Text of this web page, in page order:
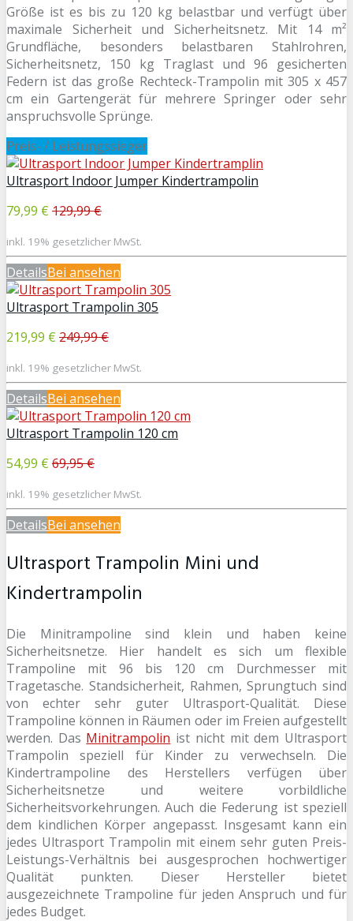
Größe ist es bis zu 120 kg belastbar und verfügt über
maximale Sicherheit und Sicherheitsnetz. Mit 14 m²
Grundfläche, besonders belastbaren Stahlrohren,
Sicherheitsnetz, 150 kg Traglast und 96 gesicherten
Federn ist das große Rechteck-Trampolin mit 305 x 457
cm ein Gartengerät für mehrere Springer oder sehr
anspruchsvolle Sprünge.
Preis- / Leistungssieger
Ultrasport Indoor Jumper Kindertrampolin
79,99 € 129,99 €
inkl. 19% gesetzlicher MwSt.
DetailsBei ansehen
Ultrasport Trampolin 305
219,99 € 249,99 €
inkl. 19% gesetzlicher MwSt.
DetailsBei ansehen
Ultrasport Trampolin 120 cm
54,99 € 69,95 €
inkl. 19% gesetzlicher MwSt.
DetailsBei ansehen
Ultrasport Trampolin Mini und
Kindertrampolin
Die Minitrampoline sind klein und haben keine
Sicherheitsnetze. Hier handelt es sich um flexible
Trampoline mit 96 bis 120 cm Durchmesser mit
Tragetasche. Standsicherheit, Rahmen, Sprungtuch sind
von echter sehr guter Ultrasport-Qualität. Diese
Trampoline können in Räumen oder im Freien aufgestellt
werden. Das Minitrampolin ist nicht mit dem Ultrasport
Trampolin speziell für Kinder zu verwechseln. Die
Kindertrampoline des Herstellers verfügen über
Sicherheitsnetze und weitere vorbildliche
Sicherheitsvorkehrungen. Auch die Federung ist speziell
dem kindlichen Körper angepasst. Insgesamt kann ein
jedes Ultrasport Trampolin mit einem sehr guten Preis-
Leistungs-Verhältnis bei ausgesprochen hochwertiger
Qualität punkten. Dieser Hersteller bietet
ausgezeichnete Trampoline für jeden Anspruch und für
jedes Budget.